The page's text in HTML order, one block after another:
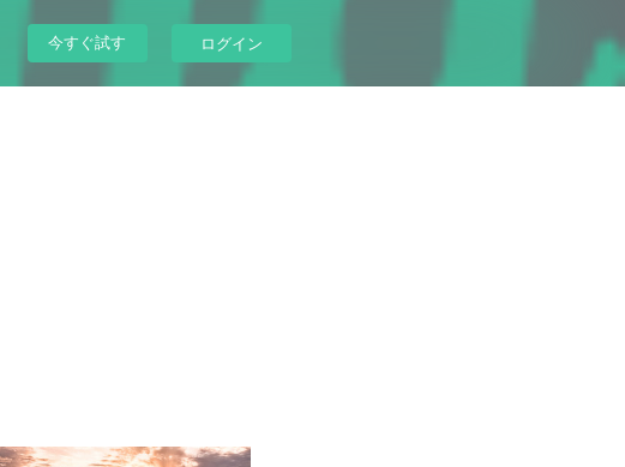
今すぐ試す ログイン